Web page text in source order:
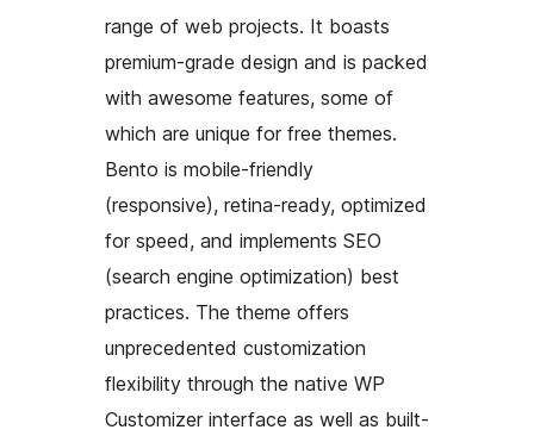
range of web projects. It boasts
premium-grade design and is packed
with awesome features, some of
which are unique for free themes.
Bento is mobile-friendly
(responsive), retina-ready, optimized
for speed, and implements SEO
(search engine optimization) best
practices. The theme offers
unprecedented customization
flexibility through the native WP
Customizer interface as well as built-